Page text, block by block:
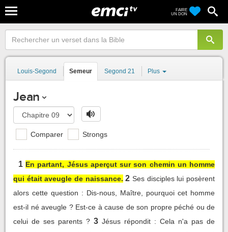
FAIRE
UN DON
Louis-Segond Semeur Segond 21 Plus
Jean
Comparer Strongs
1 En partant, Jésus aperçut sur son chemin un homme
qui était aveugle de naissance. 2 Ses disciples lui posèrent
alors cette question : Dis-nous, Maître, pourquoi cet homme
est-il né aveugle ? Est-ce à cause de son propre péché ou de
celui de ses parents ? 3 Jésus répondit : Cela n'a pas de